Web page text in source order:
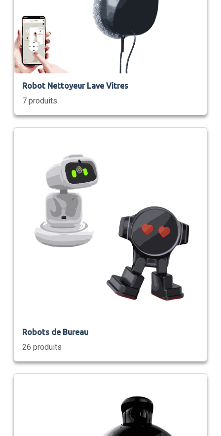
Robot Nettoyeur Lave Vitres
7 produits
Robots de Bureau
26 produits